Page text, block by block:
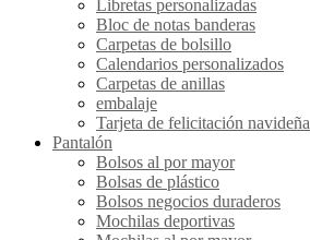
Libretas personalizadas
Bloc de notas banderas
Carpetas de bolsillo
Calendarios personalizados
Carpetas de anillas
embalaje
Tarjeta de felicitación navideña
Pantalón
Bolsos al por mayor
Bolsas de plástico
Bolsos negocios duraderos
Mochilas deportivas